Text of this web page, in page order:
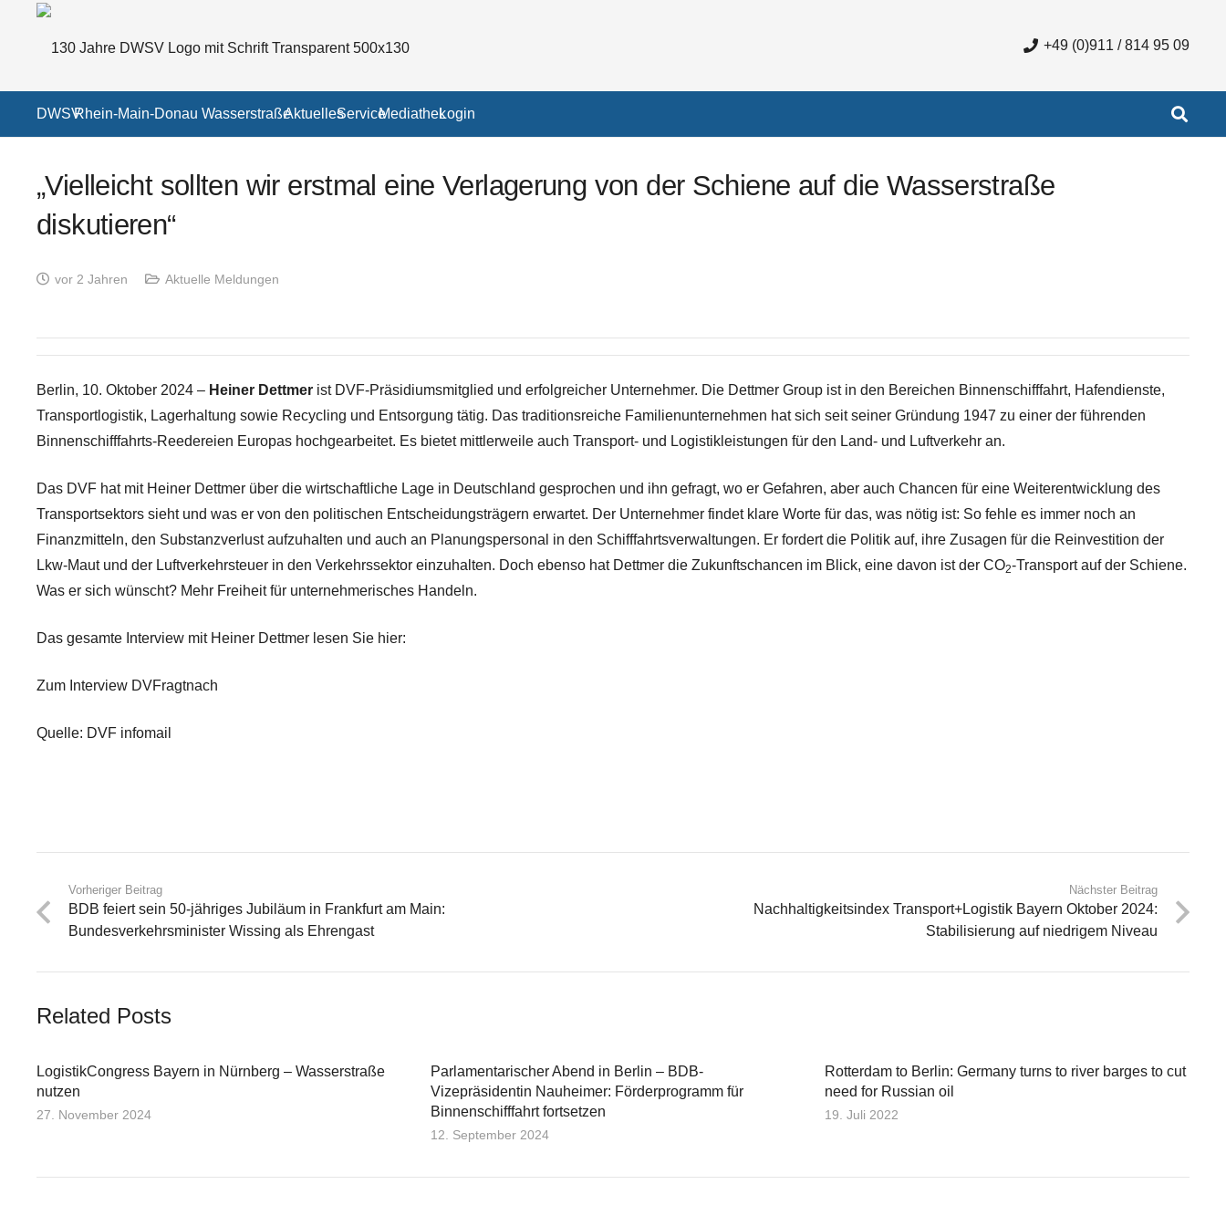
+49 (0)911 / 814 95 09
DWSVRhein-Main-Donau WasserstraßeAktuellesServiceMediathekLogin
„Vielleicht sollten wir erstmal eine Verlagerung von der Schiene auf die Wasserstraße
diskutieren“
vor 2 Jahren Aktuelle Meldungen
Berlin, 10. Oktober 2024 – Heiner Dettmer ist DVF-Präsidiumsmitglied und erfolgreicher Unternehmer. Die Dettmer Group ist in den Bereichen Binnenschifffahrt, Hafendienste,
Transportlogistik, Lagerhaltung sowie Recycling und Entsorgung tätig. Das traditionsreiche Familienunternehmen hat sich seit seiner Gründung 1947 zu einer der führenden
Binnenschifffahrts-Reedereien Europas hochgearbeitet. Es bietet mittlerweile auch Transport- und Logistikleistungen für den Land- und Luftverkehr an.
Das DVF hat mit Heiner Dettmer über die wirtschaftliche Lage in Deutschland gesprochen und ihn gefragt, wo er Gefahren, aber auch Chancen für eine Weiterentwicklung des
Transportsektors sieht und was er von den politischen Entscheidungsträgern erwartet. Der Unternehmer findet klare Worte für das, was nötig ist: So fehle es immer noch an
Finanzmitteln, den Substanzverlust aufzuhalten und auch an Planungspersonal in den Schifffahrtsverwaltungen. Er fordert die Politik auf, ihre Zusagen für die Reinvestition der
Lkw-Maut und der Luftverkehrsteuer in den Verkehrssektor einzuhalten. Doch ebenso hat Dettmer die Zukunftschancen im Blick, eine davon ist der CO2-Transport auf der Schiene.
Was er sich wünscht? Mehr Freiheit für unternehmerisches Handeln.
Das gesamte Interview mit Heiner Dettmer lesen Sie hier:
Zum Interview DVFragtnach
Quelle: DVF infomail
Vorheriger Beitrag
BDB feiert sein 50-jähriges Jubiläum in Frankfurt am Main:
Bundesverkehrsminister Wissing als Ehrengast
Nächster Beitrag
Nachhaltigkeitsindex Transport+Logistik Bayern Oktober 2024:
Stabilisierung auf niedrigem Niveau
Related Posts
LogistikCongress Bayern in Nürnberg – Wasserstraße
nutzen
27. November 2024
Parlamentarischer Abend in Berlin – BDB-
Vizepräsidentin Nauheimer: Förderprogramm für
Binnenschifffahrt fortsetzen
12. September 2024
Rotterdam to Berlin: Germany turns to river barges to cut
need for Russian oil
19. Juli 2022